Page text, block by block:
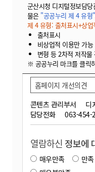
군산시청 디지털정보담
물은 "공공누리 제 4 유형"
제 4 유형: 출처표시+상
출처표시
비상업적 이용만 가능
변형 등 2차적 저작물
※ 공공누리 마크를 클릭
콘텐츠 관리부서
디
담당전화
063-454-
홈페이지 개선의견
열람하신 정보에
매우만족 만족